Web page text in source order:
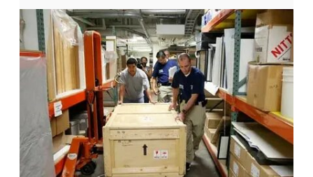
و
أ
م
ا
ن
م
ض
م
و
ن
ر
ق
ا
م
س
ي
ا
ر
ا
ت
ق